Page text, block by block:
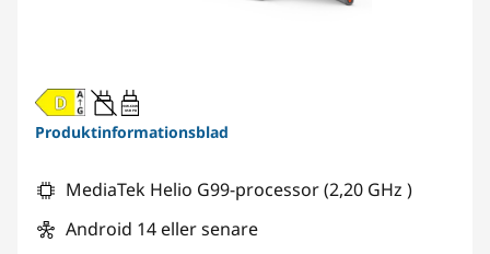
20W-60W
USB PD
Produktinformationsblad
MediaTek Helio G99-processor (2,20 GHz )
Android 14 eller senare